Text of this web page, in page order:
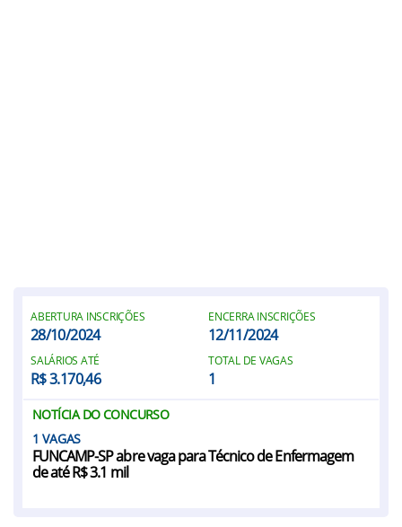
ABERTURA INSCRIÇÕES
28/10/2024
ENCERRA INSCRIÇÕES
12/11/2024
SALÁRIOS ATÉ
R$ 3.170,46
TOTAL DE VAGAS
1
NOTÍCIA DO CONCURSO
1
FUNCAMP-SP abre vaga para Técnico de Enfermagem
de até R$ 3.1 mil